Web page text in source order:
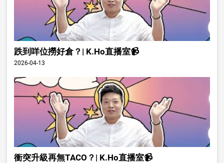
跌到咩位撈好倉？| K.Ho直播室📹
2026-04-13
衝突升級再無TACO？| K.Ho直播室📹